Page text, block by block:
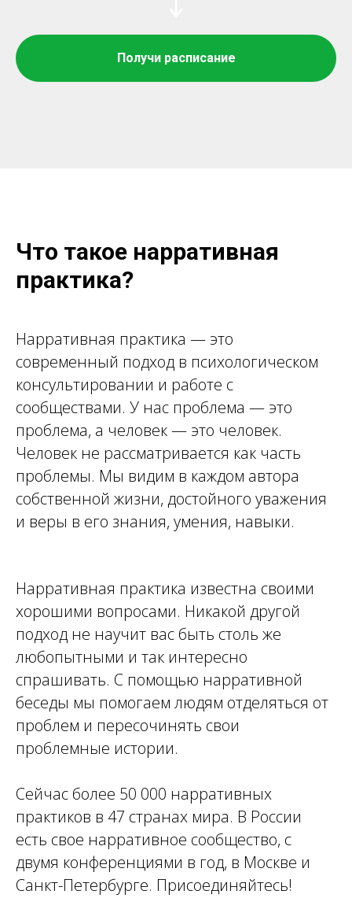
Получи расписание
Что такое нарративная
практика?
Нарративная практика — это
современный подход в психологическом
консультировании и работе с
сообществами. У нас проблема — это
проблема, а человек — это человек.
Человек не рассматривается как часть
проблемы. Мы видим в каждом автора
собственной жизни, достойного уважения
и веры в его знания, умения, навыки.
Нарративная практика известна своими
хорошими вопросами. Никакой другой
подход не научит вас быть столь же
любопытными и так интересно
спрашивать. С помощью нарративной
беседы мы помогаем людям отделяться от
проблем и пересочинять свои
проблемные истории.
Сейчас более 50 000 нарративных
практиков в 47 странах мира. В России
есть свое нарративное сообщество, с
двумя конференциями в год, в Москве и
Санкт-Петербурге. Присоединяйтесь!